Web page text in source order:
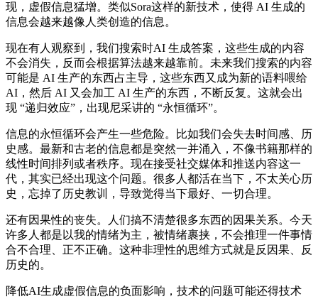
现，虚假信息猛增。类似Sora这样的新技术，使得 AI 生成的
信息会越来越像人类创造的信息。
现在有人观察到，我们搜索时AI 生成答案，这些生成的内容
不会消失，反而会根据算法越来越靠前。未来我们搜索的内容
可能是 AI 生产的东西占主导，这些东西又成为新的语料喂给
AI，然后 AI 又会加工 AI 生产的东西，不断反复。这就会出
现 “递归效应”，出现尼采讲的 “永恒循环”。
信息的永恒循环会产生一些危险。比如我们会失去时间感、历
史感。最新和古老的信息都是突然一并涌入，不像书籍那样的
线性时间排列或者秩序。现在接受社交媒体和推送内容这一
代，其实已经出现这个问题。很多人都活在当下，不太关心历
史，忘掉了历史教训，导致觉得当下最好、一切合理。
还有因果性的丧失。人们搞不清楚很多东西的因果关系。今天
许多人都是以我的情绪为主，被情绪裹挟，不会推理一件事情
合不合理、正不正确。这种非理性的思维方式就是反因果、反
历史的。
降低AI生成虚假信息的负面影响，技术的问题可能还得技术